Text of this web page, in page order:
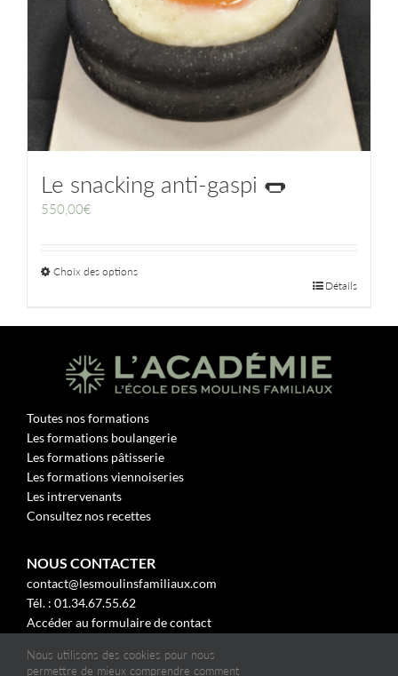
Le snacking anti-gaspi 🌭
550,00€
Choix des options
Détails
Toutes nos formations
Les formations boulangerie
Les formations pâtisserie
Les formations viennoiseries
Les intrervenants
Consultez nos recettes
NOUS CONTACTER
contact@lesmoulinsfamiliaux.com
Tél. : 01.34.67.55.62
Accéder au formulaire de contact
Mentions légales
Nous utilisons des cookies pour nous
permettre de mieux comprendre comment